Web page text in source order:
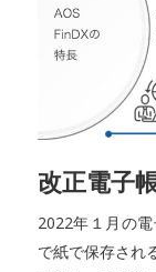
改正電子
2022年１月の
で紙で保存され